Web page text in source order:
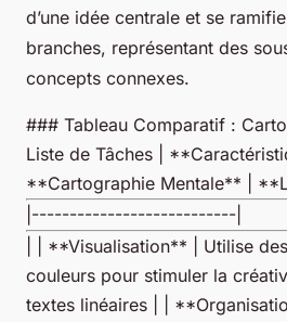
d’une idée centrale et se
branches, représentant des
concepts connexes.
### Tableau Comparatif :
Liste de Tâches |
**Cartographie Mentale** |
|---------------------------|
| | **Visualisation** | Utilise
couleurs pour stimuler la
textes linéaires | |